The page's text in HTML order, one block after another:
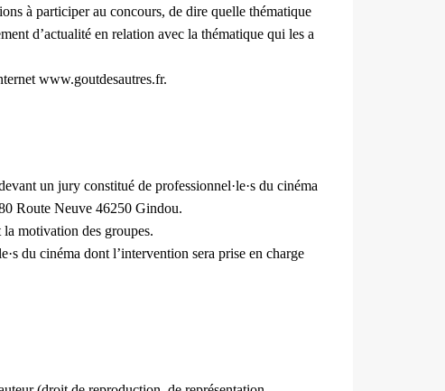
à participer au concours, de dire quelle thématique
d’actualité en relation avec la thématique qui les a
www.goutdesautres.fr.
un jury constitué de professionnel·le·s du cinéma
Route Neuve 46250 Gindou.
la motivation des groupes.
du cinéma dont l’intervention sera prise en charge